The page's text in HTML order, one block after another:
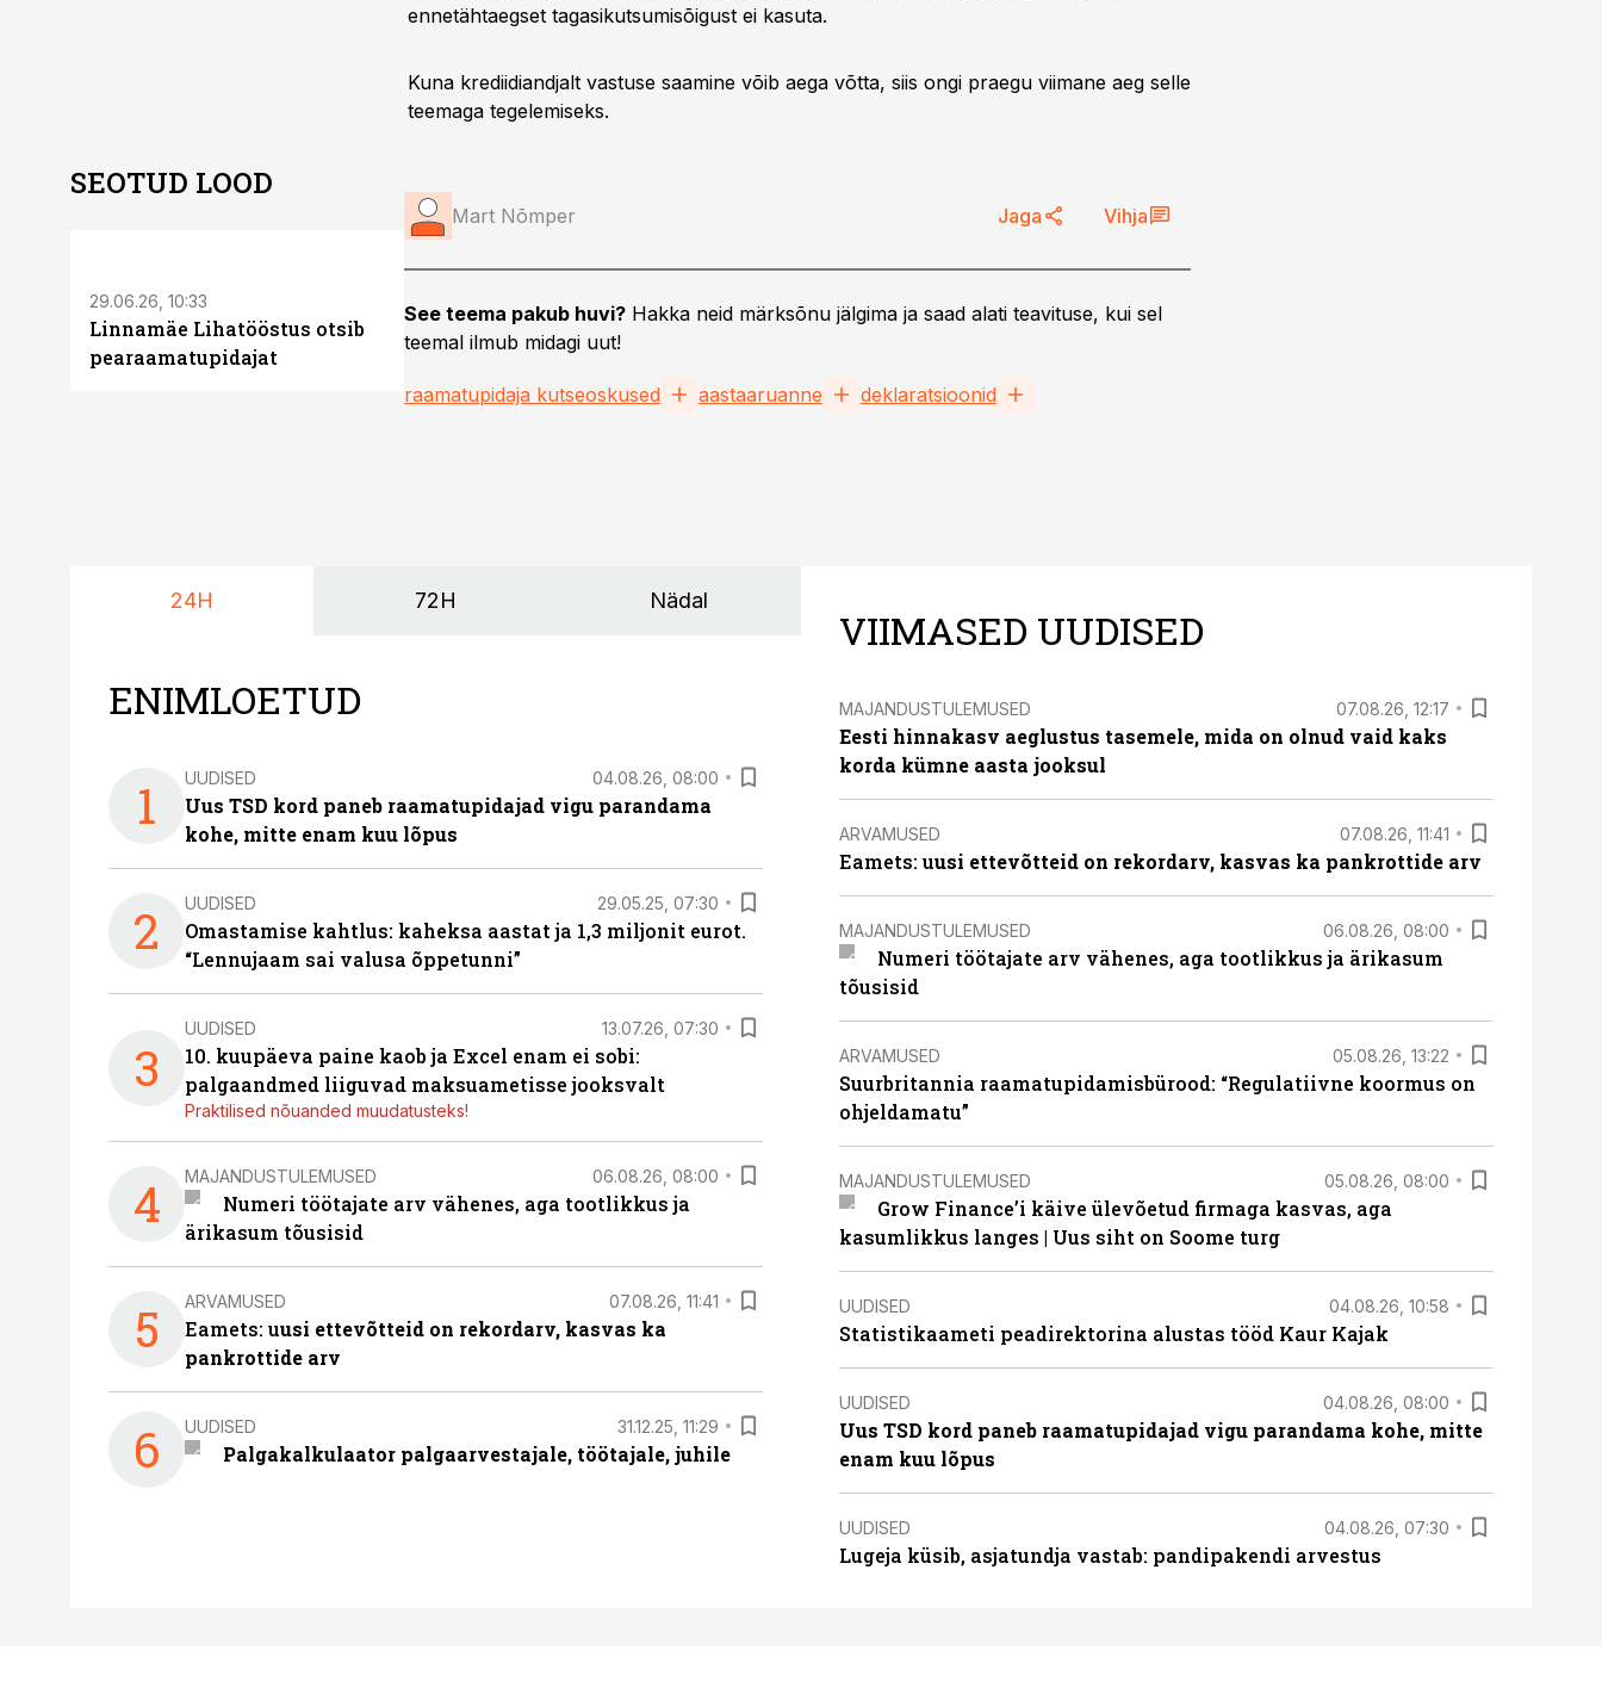
ennetähtaegset tagasikutsumisõigust ei kasuta.
Kuna krediidiandjalt vastuse saamine võib aega võtta, siis ongi praegu viimane aeg selle
teemaga tegelemiseks.
Mart Nõmper Jaga Vihja
See teema pakub huvi? Hakka neid märksõnu jälgima ja saad alati teavituse, kui sel
teemal ilmub midagi uut!
raamatupidaja kutseoskused aastaaruanne deklaratsioonid
SEOTUD LOOD
29.06.26, 10:33
Linnamäe Lihatööstus otsib
pearaamatupidajat
24H 72H Nädal
ENIMLOETUD
1 UUDISED 04.08.26, 08:00
Uus TSD kord paneb raamatupidajad vigu parandama
kohe, mitte enam kuu lõpus
2 UUDISED 29.05.25, 07:30
Omastamise kahtlus: kaheksa aastat ja 1,3 miljonit eurot.
“Lennujaam sai valusa õppetunni”
3
UUDISED 13.07.26, 07:30
10. kuupäeva paine kaob ja Excel enam ei sobi:
palgaandmed liiguvad maksuametisse jooksvalt
Praktilised nõuanded muudatusteks!
4 MAJANDUSTULEMUSED 06.08.26, 08:00
Numeri töötajate arv vähenes, aga tootlikkus ja
ärikasum tõusisid
5 ARVAMUSED 07.08.26, 11:41
Eamets: uusi ettevõtteid on rekordarv, kasvas ka
pankrottide arv
6 UUDISED 31.12.25, 11:29
Palgakalkulaator palgaarvestajale, töötajale, juhile
VIIMASED UUDISED
MAJANDUSTULEMUSED 07.08.26, 12:17
Eesti hinnakasv aeglustus tasemele, mida on olnud vaid kaks
korda kümne aasta jooksul
ARVAMUSED 07.08.26, 11:41
Eamets: uusi ettevõtteid on rekordarv, kasvas ka pankrottide arv
MAJANDUSTULEMUSED 06.08.26, 08:00
Numeri töötajate arv vähenes, aga tootlikkus ja ärikasum
tõusisid
ARVAMUSED 05.08.26, 13:22
Suurbritannia raamatupidamisbürood: “Regulatiivne koormus on
ohjeldamatu”
MAJANDUSTULEMUSED 05.08.26, 08:00
Grow Finance’i käive ülevõetud firmaga kasvas, aga
kasumlikkus langes | Uus siht on Soome turg
UUDISED 04.08.26, 10:58
Statistikaameti peadirektorina alustas tööd Kaur Kajak
UUDISED 04.08.26, 08:00
Uus TSD kord paneb raamatupidajad vigu parandama kohe, mitte
enam kuu lõpus
UUDISED 04.08.26, 07:30
Lugeja küsib, asjatundja vastab: pandipakendi arvestus